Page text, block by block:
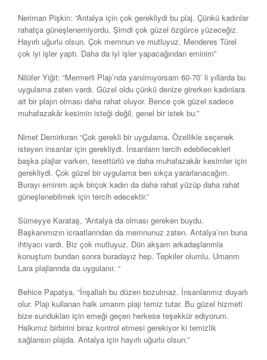
Neriman Pişkin: “Antalya için çok gerekliydi bu plaj. Çünkü kadınlar
rahatça güneşlenemiyordu. Şimdi çok güzel özgürce yüzeceğiz.
Hayırlı uğurlu olsun. Çok memnun ve mutluyuz. Menderes Türel
çok iyi işler yaptı. Daha da iyi işler yapacağından eminim”
Nilüfer Yiğit: “Mermerli Plajı’nda yanılmıyorsam 60-70’ li yıllarda bu
uygulama zaten vardı. Güzel oldu çünkü denize girerken kadınlara
ait bir plajın olması daha rahat oluyor. Bence çok güzel sadece
muhafazakâr kesimin isteği değil, genel bir istek bu.”
Nimet Demirkıran “Çok gerekli bir uygulama. Özellikle seçenek
isteyen insanlar için gerekliydi. İnsanların tercih edebilecekleri
başka plajlar varken, tesettürlü ve daha muhafazakâr kesimler için
gerekliydi. Çok güzel bir uygulama ben sıkça yararlanacağım.
Burayı eminim açık birçok kadın da daha rahat yüzüp daha rahat
güneşlenebilmek için tercih edecektir.”
Sümeyye Karataş, “Antalya da olması gereken buydu.
Başkanımızın icraatlarından da memnunuz zaten. Antalya’nın buna
ihtiyacı vardı. Biz çok mutluyuz. Dün akşam arkadaşlarımla
konuştum bundan sonra buradayız hep. Tepkiler olumlu. Umarım
Lara plajlarında da uygulanır. “
Behice Papatya, “İnşallah bu düzen bozulmaz. İnsanlarımız duyarlı
olur. Plajı kullanan halk umarım plajı temiz tutar. Bu güzel hizmeti
bize sundukları için emeği geçen herkese teşekkür ediyorum.
Halkımız birbirini biraz kontrol etmesi gerekiyor ki temizlik
sağlansın plajda. Antalya için hayırlı uğurlu olsun.”